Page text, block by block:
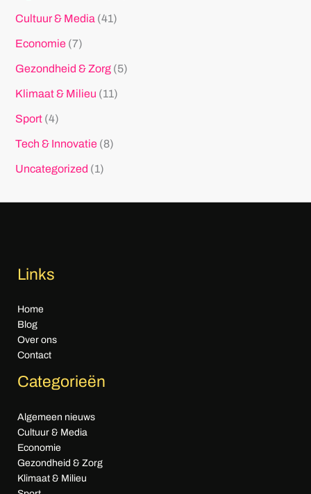
Cultuur & Media (41)
Economie(7)
Gezondheid & Zorg(5)
Klimaat & Milieu (11)
Sport(4)
Tech & Innovatie(8)
Uncategorized (1)
Links
Home
Blog
Over ons
Contact
Categorieën
Algemeen nieuws
Cultuur & Media
Economie
Gezondheid & Zorg
Klimaat & Milieu